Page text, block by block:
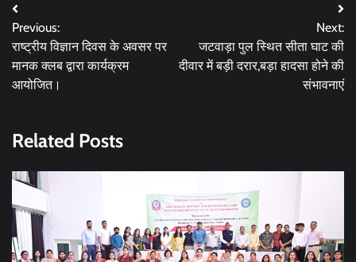
Post
navigation
Previous:
राष्ट्रीय विज्ञान दिवस के अवसर पर
मानक क्लब द्वारा कार्यक्रम
आयोजित।
Next:
जटवाड़ा पुल स्थित सीता घाट की
दीवार में बड़ी दरार,बड़ा हादसा होने की
संभावनाएं
Related Posts